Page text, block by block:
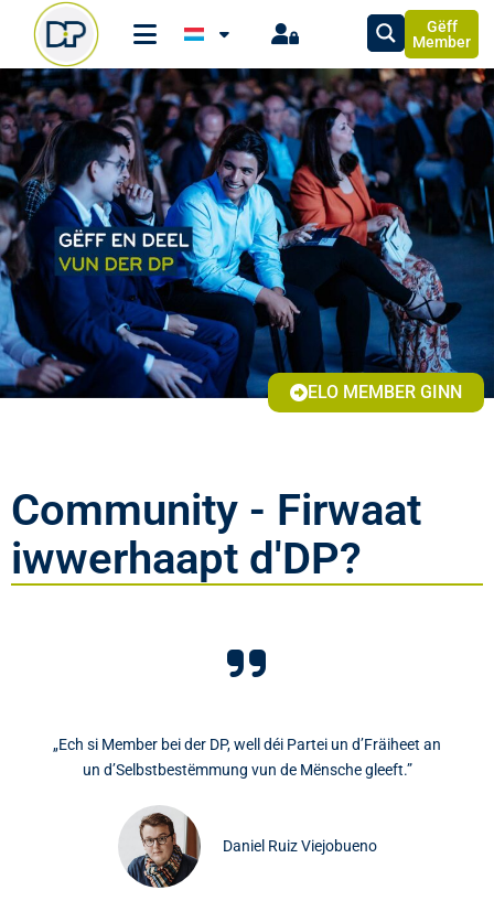
Gëff
Member
ELO MEMBER GINN
Community - Firwaat
iwwerhaapt d'DP?
„Ech si Member bei der DP, well déi Partei un d’Fräiheet an
un d’Selbstbestëmmung vun de Mënsche gleeft.”
Daniel Ruiz Viejobueno